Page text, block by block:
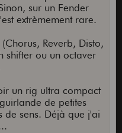
sur un Fender
extrèmement rare.
Reverb, Disto,
shifter ou un octaver
un rig ultra compact
de petites
de sens. Déjà que j'ai